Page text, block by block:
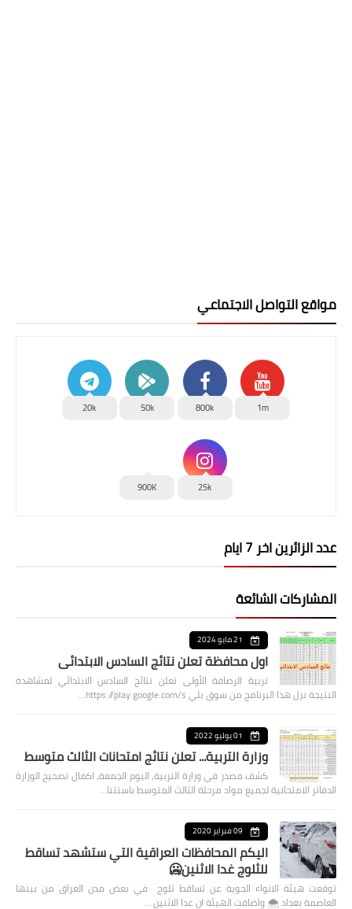
مواقع التواصل الاجتماعي
1m
800k
50k
20k
25k
900K
عدد الزائرين اخر 7 ايام
المشاركات الشائعة
21 مايو 2024
اول محافظة تعلن نتائج السادس الابتدائي
تربية الرصافة الأولى تعلن نتائج السادس الابتدائي لمشاهدة
النتيجة نزل هذا البرنامج من سوق بلي https://play.google.com/s…
01 يوليو 2022
وزارة التربية... تعلن نتائج امتحانات الثالث متوسط
كشف مصدر في وزارة التربية، اليوم الجمعة، اكمال تصحيح الوزارة
الدفاتر الامتحانية لجميع مواد مرحلة الثالث المتوسط باستثنا…
09 فبراير 2020
اليكم المحافظات العراقية التي ستشهد تساقط
للثلوج غدا الاثنين🥶
توقعت هيئة الانواء الجوية عن تساقط ثلوج في بعض مدن العراق من بينها
العاصمة بغداد ⁦🌨️⁩ واضافت الهيئة ان غدا الاثنين …